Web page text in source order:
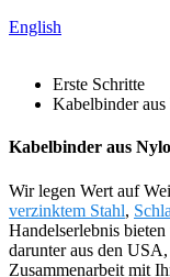
English
Erste Schritte
Kabelbinder
Kabelbinder aus
Wir legen Wert auf
verzinktem Stahl,
Handelserlebnis
darunter aus den
Zusammenarbeit mit